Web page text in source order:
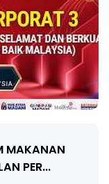
MAKANAN
PER...